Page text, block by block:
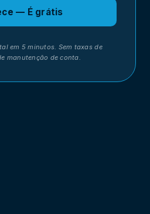
— É grátis
em 5 minutos. Sem taxas de
manutenção de conta.